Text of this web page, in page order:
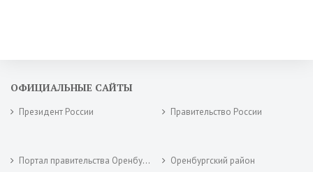
ОФИЦИАЛЬНЫЕ САЙТЫ
Президент России Правительство России
Портал правительства Оренбургской области Оренбургский район